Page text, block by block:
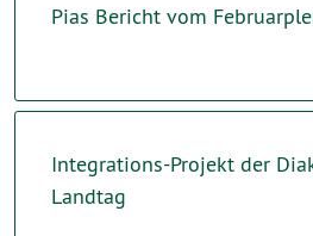
Pias Bericht vom
Integrations-Projekt der
Landtag